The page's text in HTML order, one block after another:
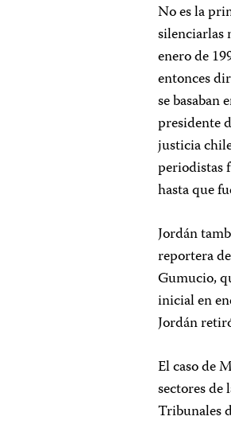
No es la
silenciarlas
enero de
entonces
se basaban
presidente
justicia
periodistas
hasta que
Jordán
reportera
Gumucio,
inicial en
Jordán
El caso de
sectores de
Tribunales